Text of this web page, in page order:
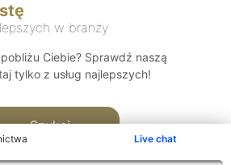
Live chat
w branży
Ciebie? Sprawdź naszą
tylko z usług najlepszych!
Szukaj